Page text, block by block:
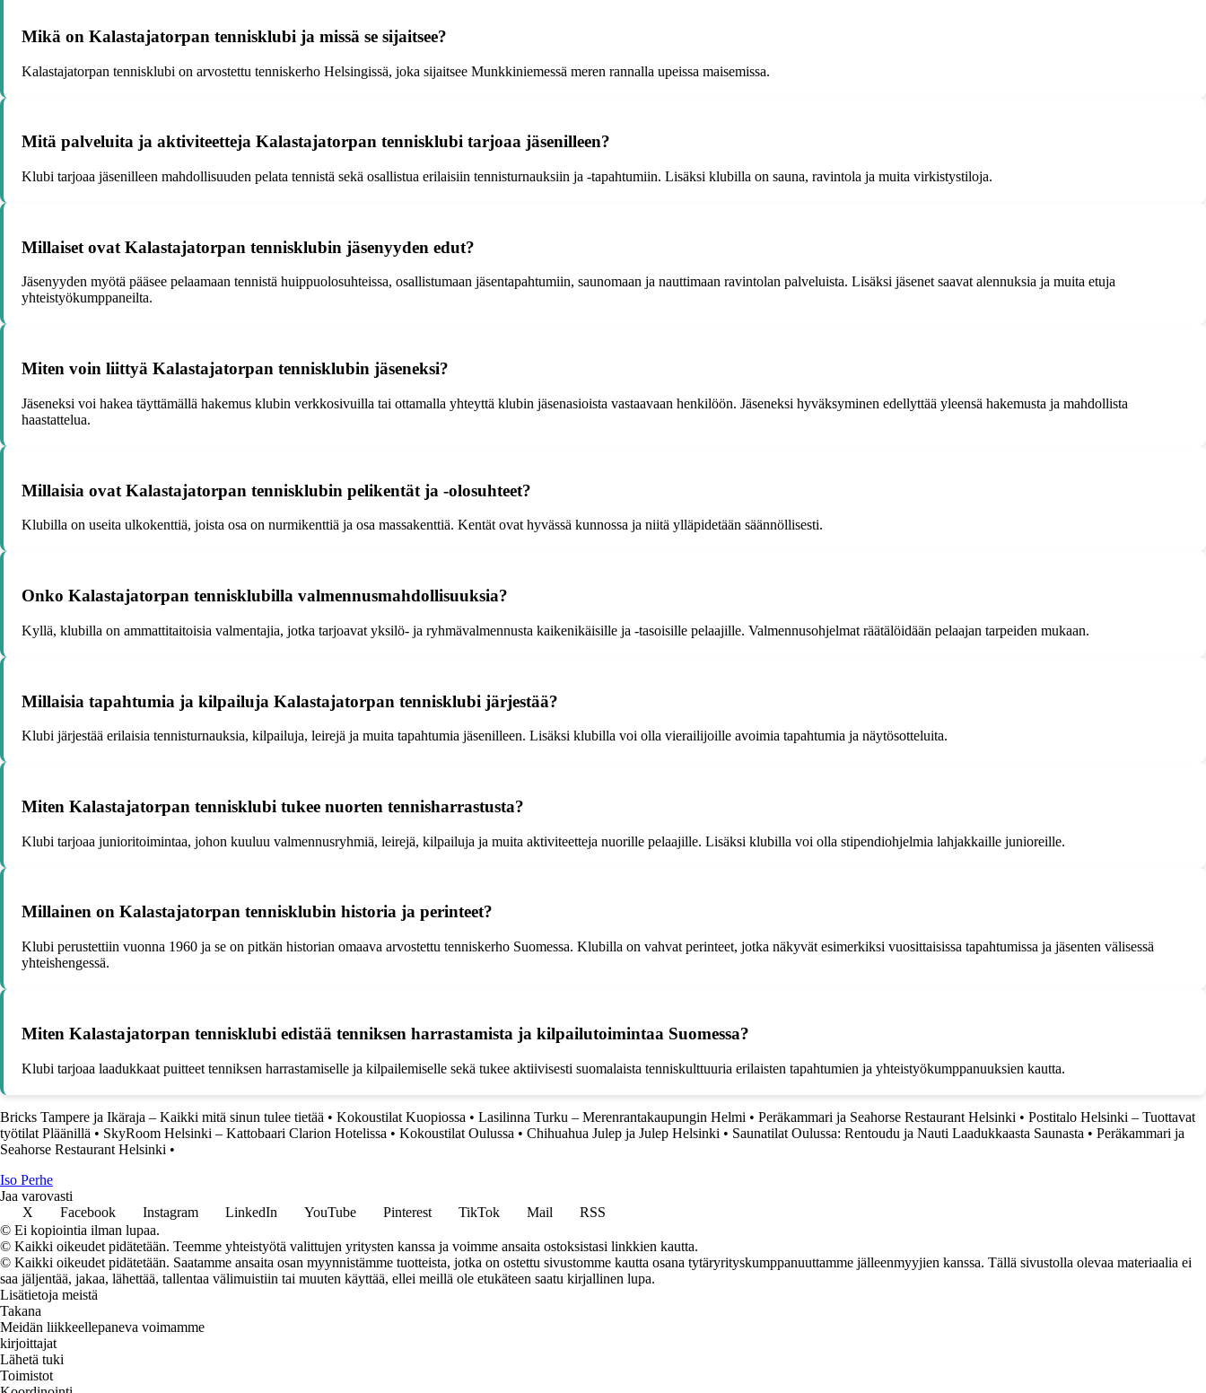
Mikä on Kalastajatorpan tennisklubi ja missä se sijaitsee?
Kalastajatorpan tennisklubi on arvostettu tenniskerho Helsingissä, joka sijaitsee Munkkiniemessä meren rannalla upeissa maisemissa.
Mitä palveluita ja aktiviteetteja Kalastajatorpan tennisklubi tarjoaa jäsenilleen?
Klubi tarjoaa jäsenilleen mahdollisuuden pelata tennistä sekä osallistua erilaisiin tennisturnauksiin ja -tapahtumiin. Lisäksi klubilla on sauna, ravintola ja muita virkistystiloja.
Millaiset ovat Kalastajatorpan tennisklubin jäsenyyden edut?
Jäsenyyden myötä pääsee pelaamaan tennistä huippuolosuhteissa, osallistumaan jäsentapahtumiin, saunomaan ja nauttimaan ravintolan palveluista. Lisäksi jäsenet saavat alennuksia ja muita etuja
yhteistyökumppaneilta.
Miten voin liittyä Kalastajatorpan tennisklubin jäseneksi?
Jäseneksi voi hakea täyttämällä hakemus klubin verkkosivuilla tai ottamalla yhteyttä klubin jäsenasioista vastaavaan henkilöön. Jäseneksi hyväksyminen edellyttää yleensä hakemusta ja mahdollista
haastattelua.
Millaisia ovat Kalastajatorpan tennisklubin pelikentät ja -olosuhteet?
Klubilla on useita ulkokenttiä, joista osa on nurmikenttiä ja osa massakenttiä. Kentät ovat hyvässä kunnossa ja niitä ylläpidetään säännöllisesti.
Onko Kalastajatorpan tennisklubilla valmennusmahdollisuuksia?
Kyllä, klubilla on ammattitaitoisia valmentajia, jotka tarjoavat yksilö- ja ryhmävalmennusta kaikenikäisille ja -tasoisille pelaajille. Valmennusohjelmat räätälöidään pelaajan tarpeiden mukaan.
Millaisia tapahtumia ja kilpailuja Kalastajatorpan tennisklubi järjestää?
Klubi järjestää erilaisia tennisturnauksia, kilpailuja, leirejä ja muita tapahtumia jäsenilleen. Lisäksi klubilla voi olla vierailijoille avoimia tapahtumia ja näytösotteluita.
Miten Kalastajatorpan tennisklubi tukee nuorten tennisharrastusta?
Klubi tarjoaa junioritoimintaa, johon kuuluu valmennusryhmiä, leirejä, kilpailuja ja muita aktiviteetteja nuorille pelaajille. Lisäksi klubilla voi olla stipendiohjelmia lahjakkaille junioreille.
Millainen on Kalastajatorpan tennisklubin historia ja perinteet?
Klubi perustettiin vuonna 1960 ja se on pitkän historian omaava arvostettu tenniskerho Suomessa. Klubilla on vahvat perinteet, jotka näkyvät esimerkiksi vuosittaisissa tapahtumissa ja jäsenten välisessä
yhteishengessä.
Miten Kalastajatorpan tennisklubi edistää tenniksen harrastamista ja kilpailutoimintaa Suomessa?
Klubi tarjoaa laadukkaat puitteet tenniksen harrastamiselle ja kilpailemiselle sekä tukee aktiivisesti suomalaista tenniskulttuuria erilaisten tapahtumien ja yhteistyökumppanuuksien kautta.
Bricks Tampere ja Ikäraja – Kaikki mitä sinun tulee tietää • Kokoustilat Kuopiossa • Lasilinna Turku – Merenrantakaupungin Helmi • Peräkammari ja Seahorse Restaurant Helsinki • Postitalo Helsinki – Tuottavat
työtilat Pläänillä • SkyRoom Helsinki – Kattobaari Clarion Hotelissa • Kokoustilat Oulussa • Chihuahua Julep ja Julep Helsinki • Saunatilat Oulussa: Rentoudu ja Nauti Laadukkaasta Saunasta • Peräkammari ja
Seahorse Restaurant Helsinki •
Iso Perhe
Jaa varovasti
X
Facebook Instagram LinkedIn YouTube Pinterest TikTok Mail
RSS
© Ei kopiointia ilman lupaa.
© Kaikki oikeudet pidätetään. Teemme yhteistyötä valittujen yritysten kanssa ja voimme ansaita ostoksistasi linkkien kautta.
© Kaikki oikeudet pidätetään. Saatamme ansaita osan myynnistämme tuotteista, jotka on ostettu sivustomme kautta osana tytäryrityskumppanuuttamme jälleenmyyjien kanssa. Tällä sivustolla olevaa materiaalia ei
saa jäljentää, jakaa, lähettää, tallentaa välimuistiin tai muuten käyttää, ellei meillä ole etukäteen saatu kirjallinen lupa.
Lisätietoja meistä
Takana
Meidän liikkeellepaneva voimamme
kirjoittajat
Lähetä tuki
Toimistot